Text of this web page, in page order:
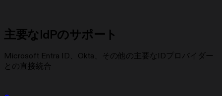
主要なIdPのサポート
Microsoft Entra ID、Okta、その他の主要なIDプロバイダー
との直接統合